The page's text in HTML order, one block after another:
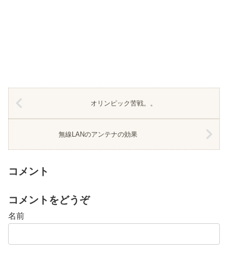
オリンピック苦戦。。
無線LANのアンテナの効果
コメント
コメントをどうぞ
名前